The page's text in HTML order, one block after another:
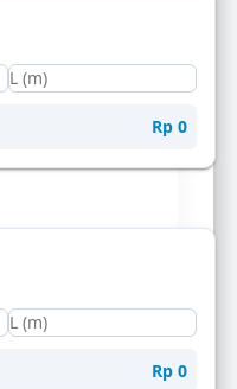
Rp 0
Rp 0